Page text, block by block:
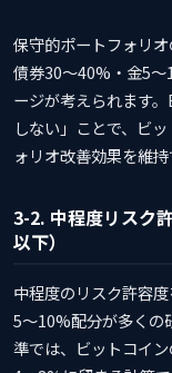
保守的ポートフォリ
債券30〜40%・金5
ージが考えられます
しない」ことで、ビ
ォリオ改善効果を維持
3-2. 中程度リスク
以下）
中程度のリスク許容
5〜10%配分が多くの
準では、ビットコイ